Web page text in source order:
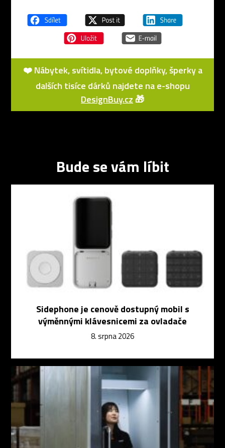
❤️ Nábytek, svítidla, bytové doplňky, šperky a
dalších tisíce dárků najdete na e-shopu
DesignBuy.cz 🎁
Bude se vám líbit
Sidephone je cenově dostupný mobil s
výměnnými klávesnicemi za ovladače
8. srpna 2026